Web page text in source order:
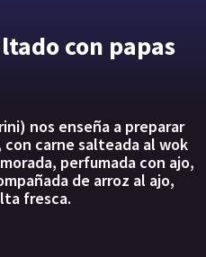
con papas
nos enseña a preparar
carne salteada al wok
perfumada con ajo,
de arroz al ajo,
fresca.